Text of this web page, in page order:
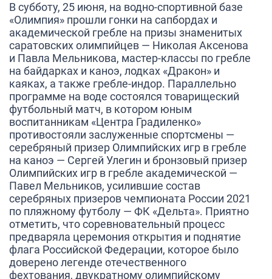
В субботу, 25 июня, на водно-спортивной базе
«Олимпия» прошли гонки на сапбордах и
академической гребле на призы знаменитых
саратовских олимпийцев — Николая Аксенова
и Павла Мельникова, мастер-классы по гребле
на байдарках и каноэ, лодках «Дракон» и
каяках, а также гребле-индор. Параллельно
программе на воде состоялся товарищеский
футбольный матч, в котором юным
воспитанникам «Центра Градиленко»
противостояли заслуженные спортсмены —
серебряный призер Олимпийских игр в гребле
на каноэ — Сергей Улегин и бронзовый призер
Олимпийских игр в гребле академической —
Павел Мельников, усилившие состав
серебряных призеров чемпионата России 2021
по пляжному футболу — ФК «Дельта». Приятно
отметить, что соревновательный процесс
предваряла церемония открытия и поднятие
флага Российской Федерации, которое было
доверено легенде отечественного
фехтования, двукратному олимпийскому